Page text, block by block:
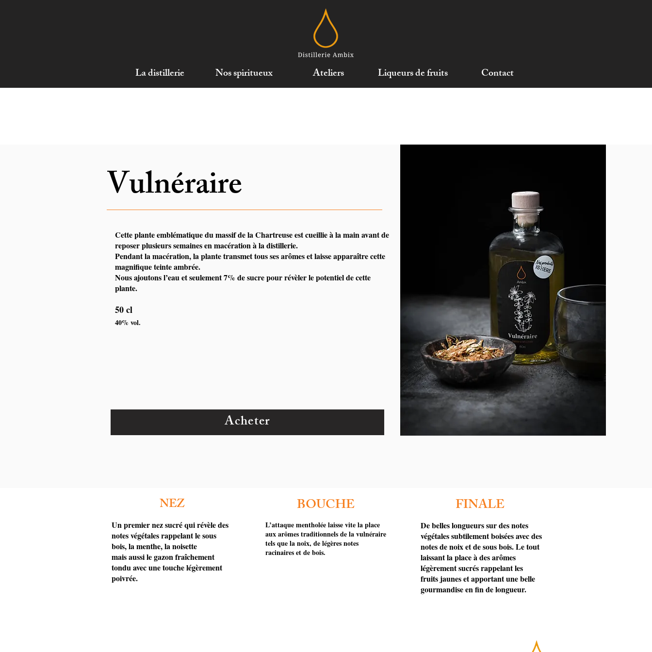
La distillerie Nos spiritueux Ateliers Liqueurs de fruits Contact
Vulnéraire
Cette plante emblématique du massif de la Chartreuse est cueillie à la main avant de
reposer plusieurs semaines en macération à la distillerie.
Pendant la macération, la plante transmet tous ses arômes et laisse apparaître cette
magnifique teinte ambrée.
Nous ajoutons l’eau et seulement 7% de sucre pour révèler le potentiel de cette
plante.
50 cl
40% vol.
Acheter
NEZ
Un premier nez sucré qui révèle des
notes végétales rappelant le sous
bois, la menthe, la noisette
mais aussi le gazon fraîchement
tondu avec une touche légèrement
poivrée.
BOUCHE
L’attaque mentholée laisse vite la place
aux arômes traditionnels de la vulnéraire
tels que la noix, de légères notes
racinaires et de bois.
FINALE
De belles longueurs sur des notes
végétales subtilement boisées avec des
notes de noix et de sous bois. Le tout
laissant la place à des arômes
légèrement sucrés rappelant les
fruits jaunes et apportant une belle
gourmandise en fin de longueur.